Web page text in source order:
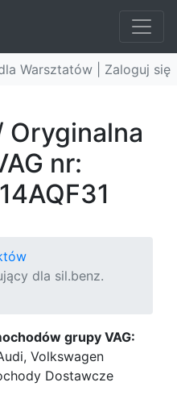
Warsztatów | Zaloguj się
Oryginalna
nr:
dla sil.benz.
grupy VAG:
Volkswagen
Dostawcze